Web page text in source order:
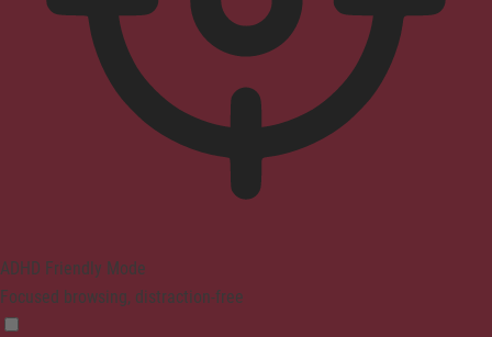
ADHD Friendly Mode
Focused browsing, distraction-free